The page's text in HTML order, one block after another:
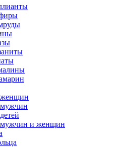
и женщин